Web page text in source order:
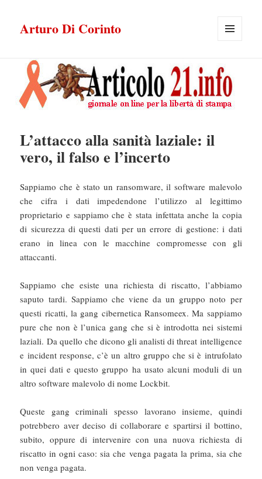
Arturo Di Corinto
WIDGET
L’attacco alla sanità laziale: il
vero, il falso e l’incerto
Sappiamo che è stato un ransomware, il software malevolo
che cifra i dati impedendone l’utilizzo al legittimo
proprietario e sappiamo che è stata infettata anche la copia
di sicurezza di questi dati per un errore di gestione: i dati
erano in linea con le macchine compromesse con gli
attaccanti.
Sappiamo che esiste una richiesta di riscatto, l’abbiamo
saputo tardi. Sappiamo che viene da un gruppo noto per
questi ricatti, la gang cibernetica Ransomeex. Ma sappiamo
pure che non è l’unica gang che si è introdotta nei sistemi
laziali. Da quello che dicono gli analisti di threat intelligence
e incident response, c’è un altro gruppo che si è intrufolato
in quei dati e questo gruppo ha usato alcuni moduli di un
altro software malevolo di nome Lockbit.
Queste gang criminali spesso lavorano insieme, quindi
potrebbero aver deciso di collaborare e spartirsi il bottino,
subito, oppure di intervenire con una nuova richiesta di
riscatto in ogni caso: sia che venga pagata la prima, sia che
non venga pagata.